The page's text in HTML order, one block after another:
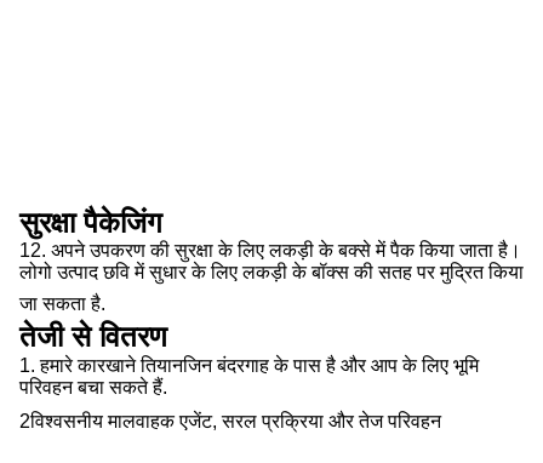
सुरक्षा पैकेजिंग
12. अपने उपकरण की सुरक्षा के लिए लकड़ी के बक्से में पैक किया जाता है।
लोगो उत्पाद छवि में सुधार के लिए लकड़ी के बॉक्स की सतह पर मुद्रित किया
जा सकता है.
तेजी से वितरण
1. हमारे कारखाने तियानजिन बंदरगाह के पास है और आप के लिए भूमि
परिवहन बचा सकते हैं.
2विश्वसनीय मालवाहक एजेंट, सरल प्रक्रिया और तेज परिवहन